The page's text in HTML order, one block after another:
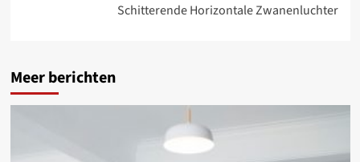
Schitterende Horizontale Zwanenluchter
Meer berichten